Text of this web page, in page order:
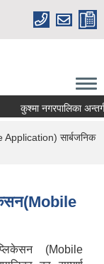
कुश्मा नगरपालिका
Application) सार्बजनिक
(Mobile